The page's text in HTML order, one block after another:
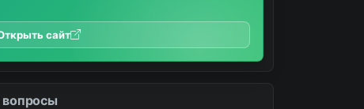
сайт
вопросы